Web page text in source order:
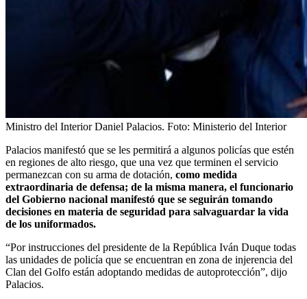
Ministro del Interior Daniel Palacios. Foto: Ministerio del Interior
Palacios manifestó que se les permitirá a algunos policías que estén
en regiones de alto riesgo, que una vez que terminen el servicio
permanezcan con su arma de dotación, como medida
extraordinaria de defensa; de la misma manera, el funcionario
del Gobierno nacional manifestó que se seguirán tomando
decisiones en materia de seguridad para salvaguardar la vida
de los uniformados.
“Por instrucciones del presidente de la República Iván Duque todas
las unidades de policía que se encuentran en zona de injerencia del
Clan del Golfo están adoptando medidas de autoprotección”, dijo
Palacios.